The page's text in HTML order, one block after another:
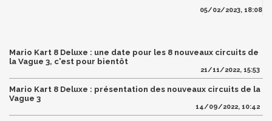
05/02/2023, 18:08
Mario Kart 8 Deluxe : une date pour les 8 nouveaux circuits de
la Vague 3, c'est pour bientôt
21/11/2022, 15:53
Mario Kart 8 Deluxe : présentation des nouveaux circuits de la
Vague 3
14/09/2022, 10:42